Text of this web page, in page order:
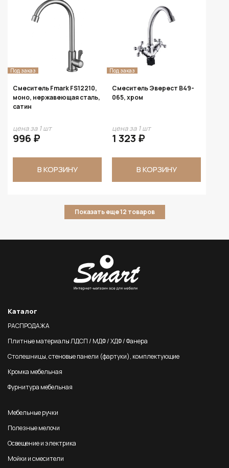
Под заказ
Смеситель Fmark FS12210,
моно, нержавеющая сталь,
сатин
цена за 1 шт
996 ₽
В КОРЗИНУ
Под заказ
Смеситель Эверест B49-
065, хром
цена за 1 шт
1 323 ₽
В КОРЗИНУ
Показать еще 12 товаров
Каталог
РАСПРОДАЖА
Плитные материалы ЛДСП / МДФ / ХДФ / Фанера
Столешницы, стеновые панели (фартуки), комплектующие
Кромка мебельная
Фурнитура мебельная
Мебельные ручки
Полезные мелочи
Освещение и электрика
Мойки и смесители